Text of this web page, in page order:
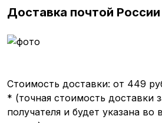
Доставка почтой России
Стоимость доставки: от 449
* (точная стоимость доставки
получателя и будет указана